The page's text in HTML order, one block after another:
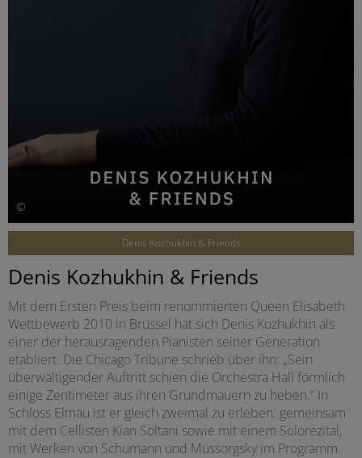
©
Denis Kozhukhin & Friends
Denis Kozhukhin & Friends
Mit dem Ersten Preis beim renommierten Queen Elisabeth
Wettbewerb 2010 in Brüssel hat sich Denis Kozhukhin als
einer der herausragenden Pianisten seiner Generation
etabliert. Die Chicago Tribune schrieb über ihn: „Sein
überwältigender Auftritt schien die Orchestra Hall förmlich
einige Zentimeter aus ihren Grundmauern zu heben.“ In
Schloss Elmau ist er gleich zweimal zu erleben: gemeinsam
mit dem Cellisten Kian Soltani sowie mit einem Solorezital,
mit Werken von Schumann und Mussorgsky im Programm.